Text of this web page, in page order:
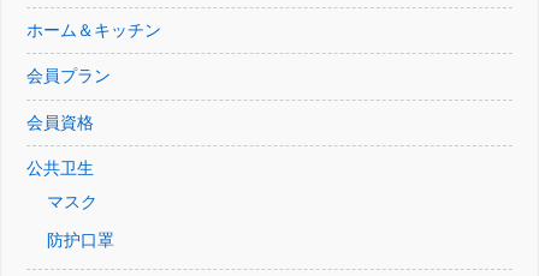
ホーム＆キッチン
会員プラン
会員資格
公共卫生
マスク
防护口罩